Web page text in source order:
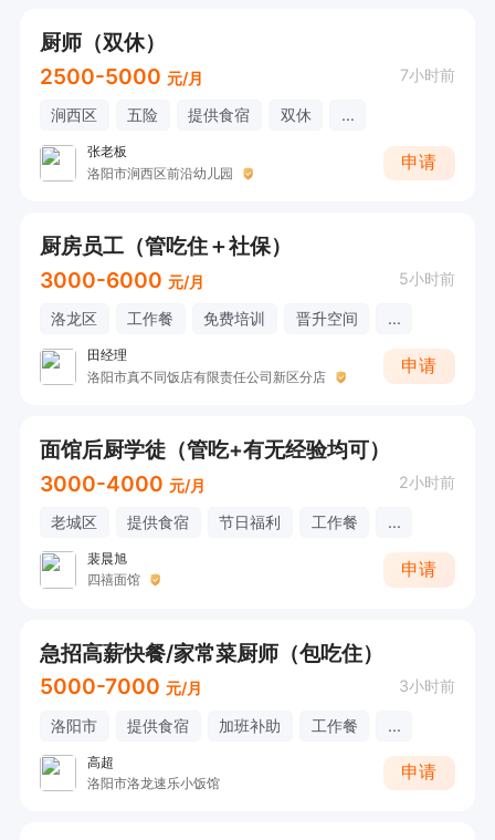
厨师（双休）
2500-5000 元/月 7小时前
涧西区 五险 提供食宿 双休 ...
张老板
洛阳市涧西区前沿幼儿园
申请
厨房员工（管吃住＋社保）
3000-6000 元/月 5小时前
洛龙区 工作餐 免费培训 晋升空间 ...
田经理
洛阳市真不同饭店有限责任公司新区分店
申请
面馆后厨学徒（管吃+有无经验均可）
3000-4000 元/月 2小时前
老城区 提供食宿 节日福利 工作餐 ...
裴晨旭
四禧面馆
申请
急招高薪快餐/家常菜厨师（包吃住）
5000-7000 元/月 3小时前
洛阳市 提供食宿 加班补助 工作餐 ...
高超
洛阳市洛龙速乐小饭馆
申请